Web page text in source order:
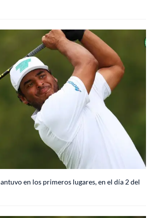
en los primeros lugares, en el día 2 del